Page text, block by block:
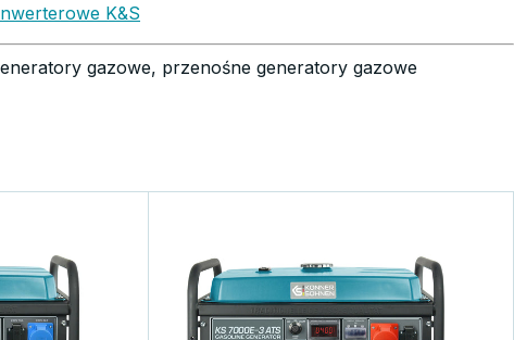
K&S
gazowe, przenośne generatory gazowe